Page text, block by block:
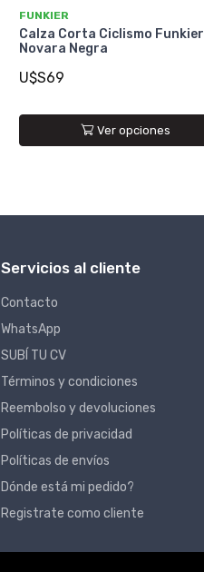
FUNKIER
Calza Corta Ciclismo Funkier
Novara Negra
U$S69
Ver opciones
Servicios al cliente
Contacto
WhatsApp
SUBÍ TU CV
Términos y condiciones
Reembolso y devoluciones
Políticas de privacidad
Políticas de envíos
Dónde está mi pedido?
Registrate como cliente